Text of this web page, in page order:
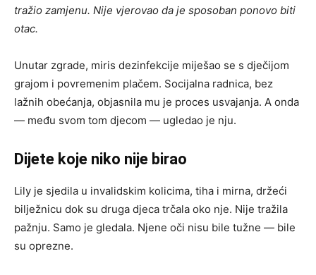
tražio zamjenu. Nije vjerovao da je sposoban ponovo biti
otac.
Unutar zgrade, miris dezinfekcije miješao se s dječijom
grajom i povremenim plačem. Socijalna radnica, bez
lažnih obećanja, objasnila mu je proces usvajanja. A onda
— među svom tom djecom — ugledao je nju.
Dijete koje niko nije birao
Lily je sjedila u invalidskim kolicima, tiha i mirna, držeći
bilježnicu dok su druga djeca trčala oko nje. Nije tražila
pažnju. Samo je gledala. Njene oči nisu bile tužne — bile
su oprezne.